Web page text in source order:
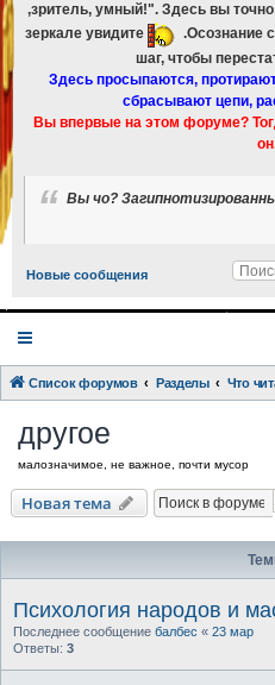
,зритель, умный!". Здесь вы
зеркале увидите
.Осознание
шаг, чтобы
Здесь просыпаются,
сбрасывают цепи,
Вы впервые на этом форуме?
Вы чо?
Новые сообщения
Список форумов Разделы
другое
малозначимое, не важное, почти мусор
Новая тема
Психология народов и
Последнее сообщение балбес « 23 мар
Ответы: 3